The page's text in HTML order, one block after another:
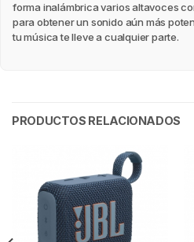
forma inalámbrica varios altavoces
para obtener un sonido aún más
tu música te lleve a cualquier parte.
PRODUCTOS RELACIONADOS